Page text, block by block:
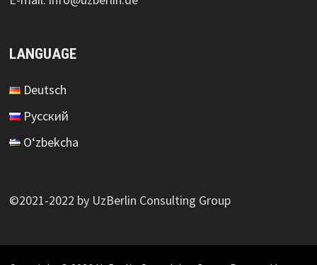
LANGUAGE
Deutsch
Русский
O‘zbekcha
©2021-2022 by UzBerlin Consulting Group